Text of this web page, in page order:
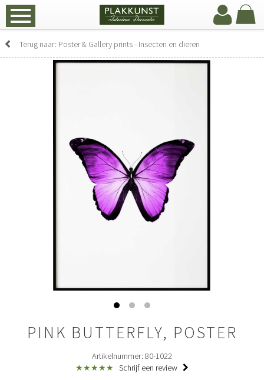
Terug naar: Poster & Gallery prints - Insecten en dieren
PINK BUTTERFLY, POSTER
Artikelnummer: 80-1022
★★★★★ Schrijf een review